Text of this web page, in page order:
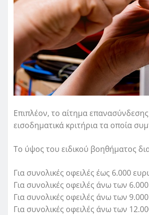
Επιπλέον, το αίτημα
εισοδηματικά κριτήρια τα οποία
Το ύψος του ειδικού βοηθήματος
Για συνολικές οφειλές έως 6.000
Για συνολικές οφειλές άνω των
Για συνολικές οφειλές άνω των
Για συνολικές οφειλές άνω των